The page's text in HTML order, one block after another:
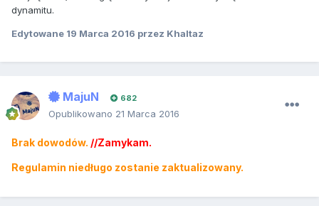
dynamitu.
Edytowane 19 Marca 2016 przez Khaltaz
MajuN 682
Opublikowano 21 Marca 2016
Brak dowodów. //Zamykam.
Regulamin niedługo zostanie zaktualizowany.